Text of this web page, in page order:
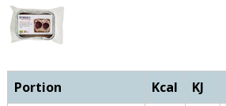
Portion Kcal KJ